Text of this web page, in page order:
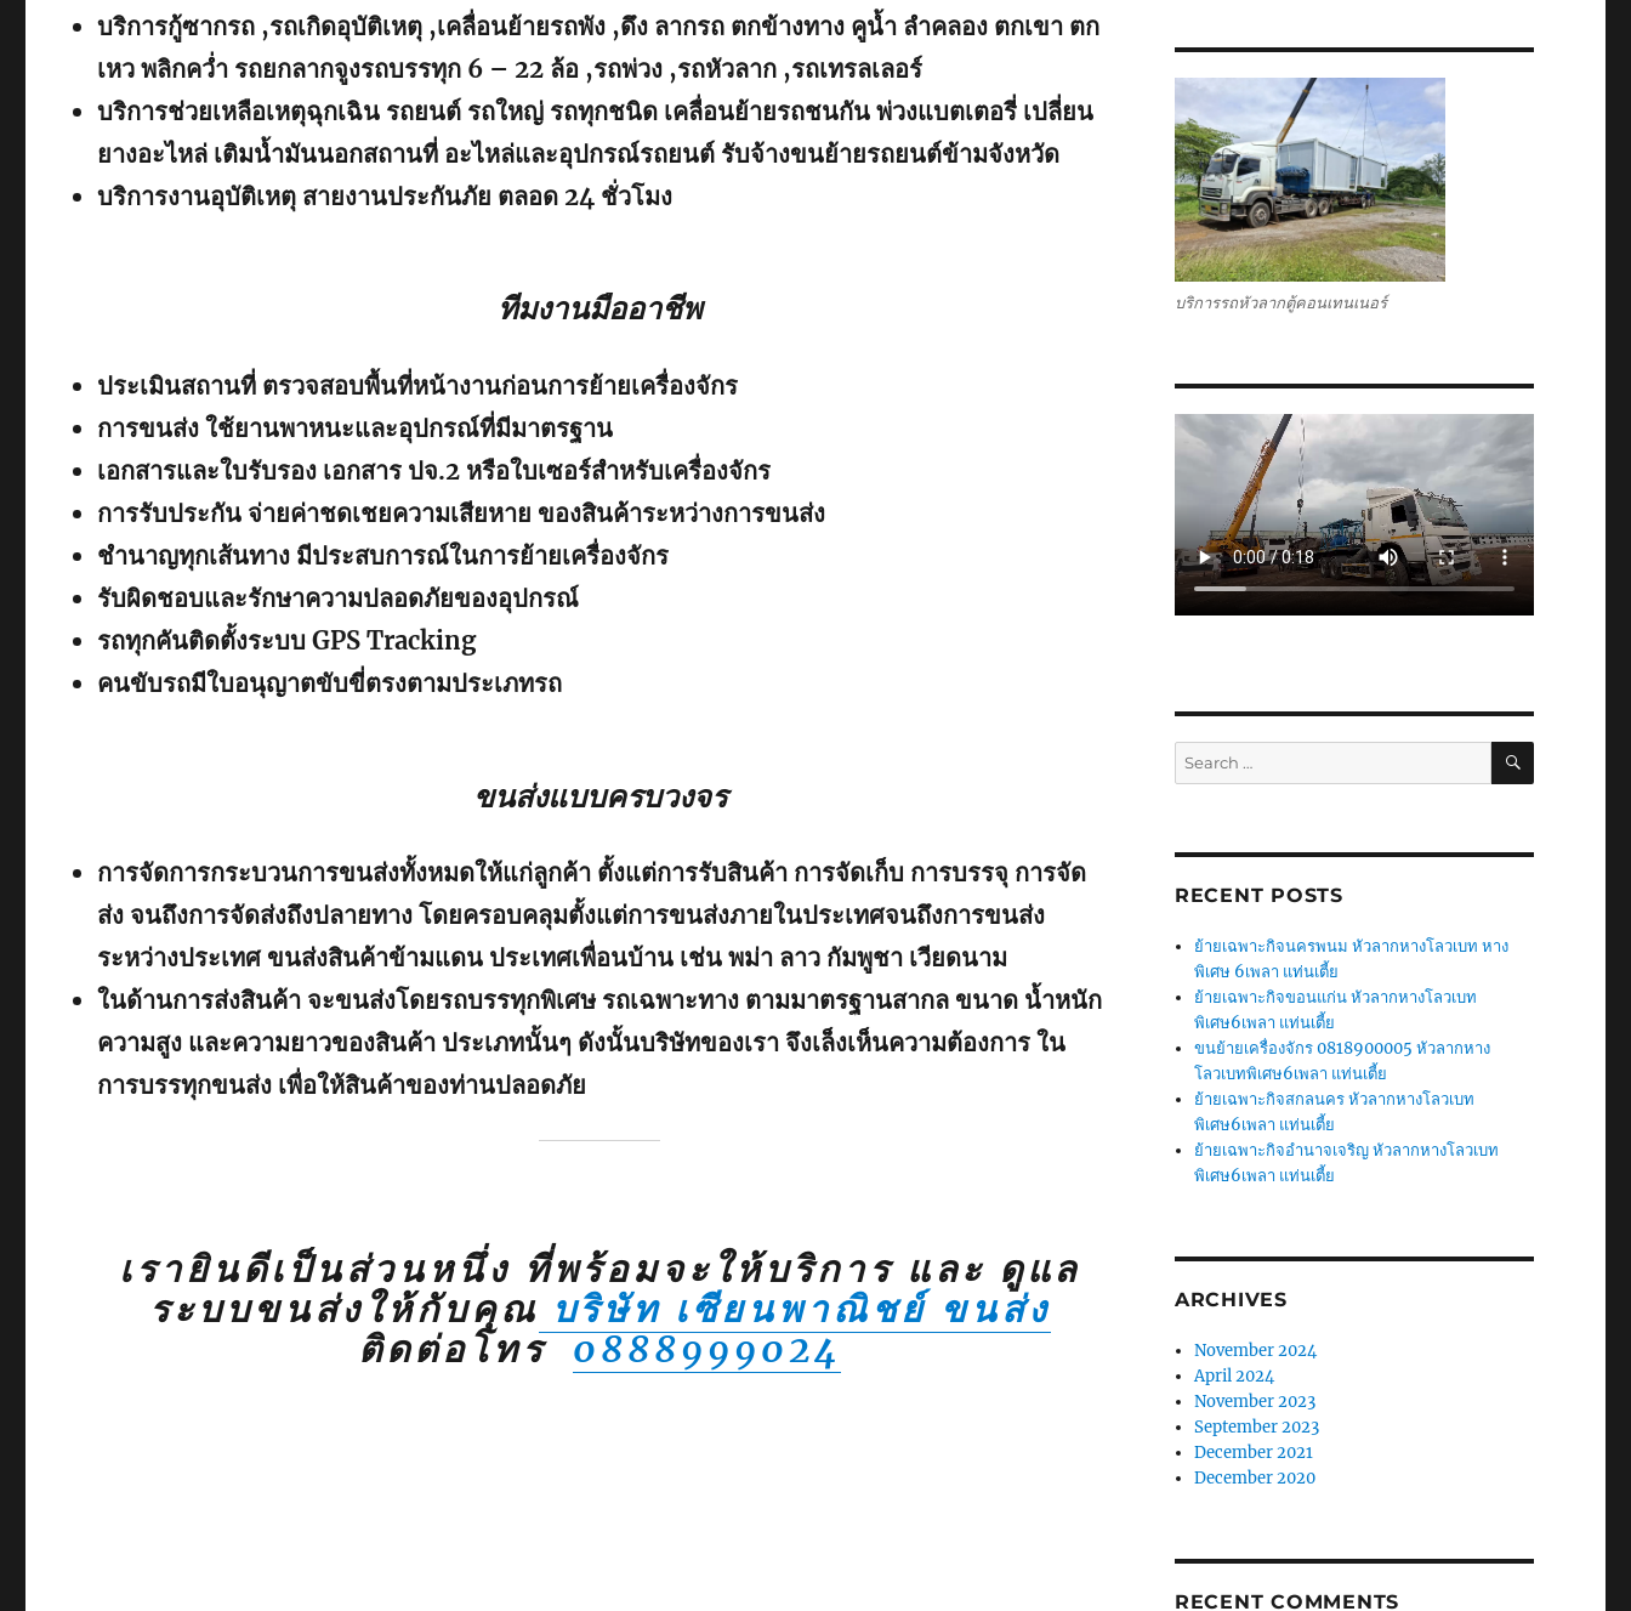
บริการกู้ซากรถ ,รถเกิดอุบัติเหตุ ,เคลื่อนย้ายรถพัง ,ดึง ลากรถ ตกข้างทาง คูน้ำ ลำคลอง ตกเขา ตก
เหว พลิกคว่ำ รถยกลากจูงรถบรรทุก 6 – 22 ล้อ ,รถพ่วง ,รถหัวลาก ,รถเทรลเลอร์
บริการช่วยเหลือเหตุฉุกเฉิน รถยนต์ รถใหญ่ รถทุกชนิด เคลื่อนย้ายรถชนกัน พ่วงแบตเตอรี่ เปลี่ยน
ยางอะไหล่ เติมน้ำมันนอกสถานที่ อะไหล่และอุปกรณ์รถยนต์ รับจ้างขนย้ายรถยนต์ข้ามจังหวัด
บริการงานอุบัติเหตุ สายงานประกันภัย ตลอด 24 ชั่วโมง
ทีมงานมืออาชีพ
ประเมินสถานที่ ตรวจสอบพื้นที่หน้างานก่อนการย้ายเครื่องจักร
การขนส่ง ใช้ยานพาหนะและอุปกรณ์ที่มีมาตรฐาน
เอกสารและใบรับรอง เอกสาร ปจ.2 หรือใบเซอร์สำหรับเครื่องจักร
การรับประกัน จ่ายค่าชดเชยความเสียหาย ของสินค้าระหว่างการขนส่ง
ชำนาญทุกเส้นทาง มีประสบการณ์ในการย้ายเครื่องจักร
รับผิดชอบและรักษาความปลอดภัยของอุปกรณ์
รถทุกคันติดตั้งระบบ GPS Tracking
คนขับรถมีใบอนุญาตขับขี่ตรงตามประเภทรถ
ขนส่งแบบครบวงจร
การจัดการกระบวนการขนส่งทั้งหมดให้แก่ลูกค้า ตั้งแต่การรับสินค้า การจัดเก็บ การบรรจุ การจัด
ส่ง จนถึงการจัดส่งถึงปลายทาง โดยครอบคลุมตั้งแต่การขนส่งภายในประเทศจนถึงการขนส่ง
ระหว่างประเทศ ขนส่งสินค้าข้ามแดน ประเทศเพื่อนบ้าน เช่น พม่า ลาว กัมพูชา เวียดนาม
ในด้านการส่งสินค้า จะขนส่งโดยรถบรรทุกพิเศษ รถเฉพาะทาง ตามมาตรฐานสากล ขนาด น้ำหนัก
ความสูง และความยาวของสินค้า ประเภทนั้นๆ ดังนั้นบริษัทของเรา จึงเล็งเห็นความต้องการ ใน
การบรรทุกขนส่ง เพื่อให้สินค้าของท่านปลอดภัย
เรายินดีเป็นส่วนหนึ่ง ที่พร้อมจะให้บริการ และ ดูแล
ระบบขนส่งให้กับคุณ บริษัท เซียนพาณิชย์ ขนส่ง
ติดต่อโทร 0888999024
บริการรถหัวลากตู้คอนเทนเนอร์
Search
for:
SEARCH
RECENT POSTS
ย้ายเฉพาะกิจนครพนม หัวลากหางโลวเบท หาง
พิเศษ 6เพลา แท่นเตี้ย
ย้ายเฉพาะกิจขอนแก่น หัวลากหางโลวเบท
พิเศษ6เพลา แท่นเตี้ย
ขนย้ายเครื่องจักร 0818900005 หัวลากหาง
โลวเบทพิเศษ6เพลา แท่นเตี้ย
ย้ายเฉพาะกิจสกลนคร หัวลากหางโลวเบท
พิเศษ6เพลา แท่นเตี้ย
ย้ายเฉพาะกิจอำนาจเจริญ หัวลากหางโลวเบท
พิเศษ6เพลา แท่นเตี้ย
ARCHIVES
November 2024
April 2024
November 2023
September 2023
December 2021
December 2020
RECENT COMMENTS